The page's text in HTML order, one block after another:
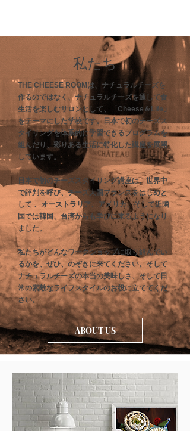
私たち
THE CHEESE ROOMは、ナチュラルチーズを
作るのではなく、ナチュラルチーズを通して食
生活を楽しむサロンとして、「Cheese＆Life」
をテーマにした学校です。日本で初のチーズス
タイリングを体系的に学習できるプログラムを
組んだり、彩りある生活に特化した講座を展開
しています。
日本で初のチーズスタイリング講座は、世界中
で評判を呼び、チーズ大国フランスをはじめと
して 、オーストラリア、アメリカ、そして近隣
国では韓国、台湾からも学びに来るようになり
ました。
私たちがどんなワークショップに取り組んでい
るかを、ぜひ、のぞきに来てください。そして
ナチュラルチーズの本当の美味しさ、そして日
常の素敵なライフスタイルのお役に立ててくだ
さい。
ABOUT US